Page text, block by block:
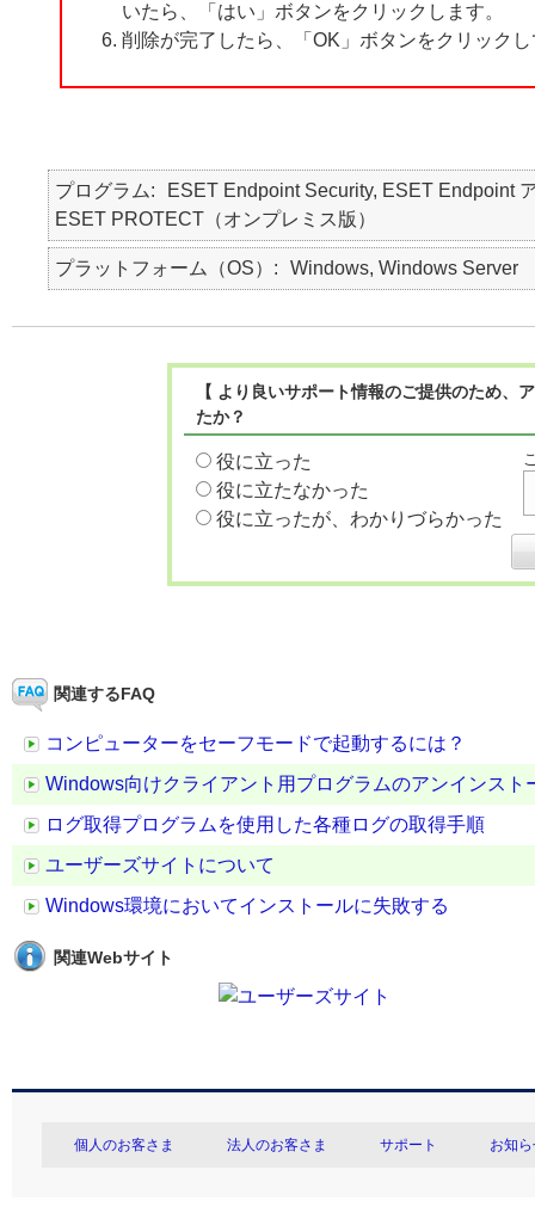
いたら、「はい」ボタンをクリックします。
削除が完了したら、「OK」ボタンをクリック
プログラム
ESET Endpoint Security, ESET Endpoint
ESET PROTECT（オンプレミス版）
プラットフォーム（OS） Windows, Windows Server
【 より良いサポート情報のご提供のため
たか？
役に立った
役に立たなかった
役に立ったが、わかりづらかった
関連するFAQ
コンピューターをセーフモードで起動するには？
Windows向けクライアント用プログラムのアンインスト
ログ取得プログラムを使用した各種ログの取得手順
ユーザーズサイトについて
Windows環境においてインストールに失敗する
関連Webサイト
個人のお客さま 法人のお客さま サポート お知